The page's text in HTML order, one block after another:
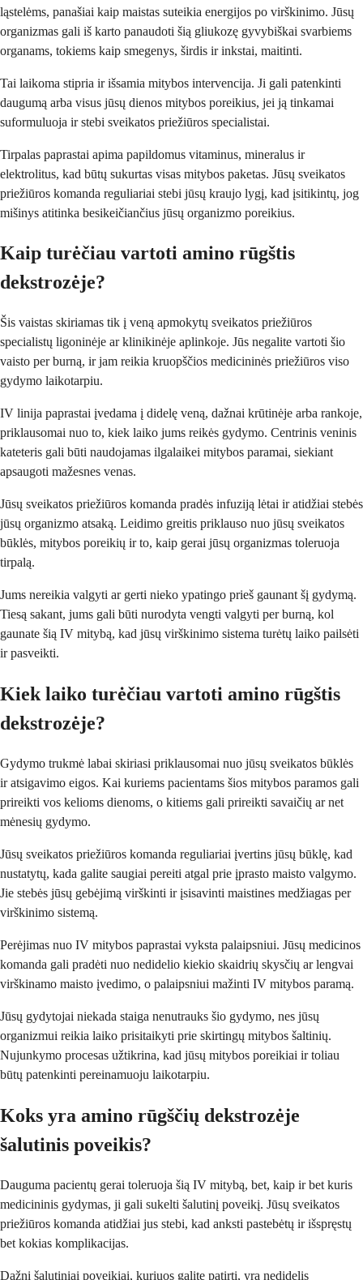
ląstelėms, panašiai kaip maistas suteikia energijos po virškinimo. Jūsų
organizmas gali iš karto panaudoti šią gliukozę gyvybiškai svarbiems
organams, tokiems kaip smegenys, širdis ir inkstai, maitinti.
Tai laikoma stipria ir išsamia mitybos intervencija. Ji gali patenkinti
daugumą arba visus jūsų dienos mitybos poreikius, jei ją tinkamai
suformuluoja ir stebi sveikatos priežiūros specialistai.
Tirpalas paprastai apima papildomus vitaminus, mineralus ir
elektrolitus, kad būtų sukurtas visas mitybos paketas. Jūsų sveikatos
priežiūros komanda reguliariai stebi jūsų kraujo lygį, kad įsitikintų, jog
mišinys atitinka besikeičiančius jūsų organizmo poreikius.
Kaip turėčiau vartoti amino rūgštis
dekstrozėje?
Šis vaistas skiriamas tik į veną apmokytų sveikatos priežiūros
specialistų ligoninėje ar klinikinėje aplinkoje. Jūs negalite vartoti šio
vaisto per burną, ir jam reikia kruopščios medicininės priežiūros viso
gydymo laikotarpiu.
IV linija paprastai įvedama į didelę veną, dažnai krūtinėje arba rankoje,
priklausomai nuo to, kiek laiko jums reikės gydymo. Centrinis veninis
kateteris gali būti naudojamas ilgalaikei mitybos paramai, siekiant
apsaugoti mažesnes venas.
Jūsų sveikatos priežiūros komanda pradės infuziją lėtai ir atidžiai stebės
jūsų organizmo atsaką. Leidimo greitis priklauso nuo jūsų sveikatos
būklės, mitybos poreikių ir to, kaip gerai jūsų organizmas toleruoja
tirpalą.
Jums nereikia valgyti ar gerti nieko ypatingo prieš gaunant šį gydymą.
Tiesą sakant, jums gali būti nurodyta vengti valgyti per burną, kol
gaunate šią IV mitybą, kad jūsų virškinimo sistema turėtų laiko pailsėti
ir pasveikti.
Kiek laiko turėčiau vartoti amino rūgštis
dekstrozėje?
Gydymo trukmė labai skiriasi priklausomai nuo jūsų sveikatos būklės
ir atsigavimo eigos. Kai kuriems pacientams šios mitybos paramos gali
prireikti vos kelioms dienoms, o kitiems gali prireikti savaičių ar net
mėnesių gydymo.
Jūsų sveikatos priežiūros komanda reguliariai įvertins jūsų būklę, kad
nustatytų, kada galite saugiai pereiti atgal prie įprasto maisto valgymo.
Jie stebės jūsų gebėjimą virškinti ir įsisavinti maistines medžiagas per
virškinimo sistemą.
Perėjimas nuo IV mitybos paprastai vyksta palaipsniui. Jūsų medicinos
komanda gali pradėti nuo nedidelio kiekio skaidrių skysčių ar lengvai
virškinamo maisto įvedimo, o palaipsniui mažinti IV mitybos paramą.
Jūsų gydytojai niekada staiga nenutrauks šio gydymo, nes jūsų
organizmui reikia laiko prisitaikyti prie skirtingų mitybos šaltinių.
Nujunkymo procesas užtikrina, kad jūsų mitybos poreikiai ir toliau
būtų patenkinti pereinamuoju laikotarpiu.
Koks yra amino rūgščių dekstrozėje
šalutinis poveikis?
Dauguma pacientų gerai toleruoja šią IV mitybą, bet, kaip ir bet kuris
medicininis gydymas, ji gali sukelti šalutinį poveikį. Jūsų sveikatos
priežiūros komanda atidžiai jus stebi, kad anksti pastebėtų ir išspręstų
bet kokias komplikacijas.
Dažni šalutiniai poveikiai, kuriuos galite patirti, yra nedidelis